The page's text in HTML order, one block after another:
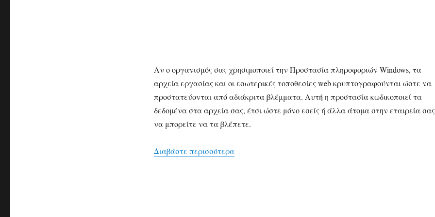
Αν ο οργανισμός σας χρησιμοποιεί την Προστασία πληροφοριών Windows, τα
αρχεία εργασίας και οι εσωτερικές τοποθεσίες web κρυπτογραφούνται ώστε να
προστατεύονται από αδιάκριτα βλέμματα. Αυτή η προστασία κωδικοποιεί τα
δεδομένα στα αρχεία σας, έτσι ώστε μόνο εσείς ή άλλα άτομα στην εταιρεία σας
να μπορείτε να τα βλέπετε.
Διαβάστε περισσότερα“αποκρυπτογράφηση ενός κρυπτογραφημένου αρχείου